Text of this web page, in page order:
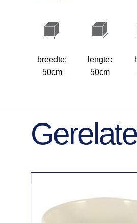
breedte:
50cm
lengte:
50cm